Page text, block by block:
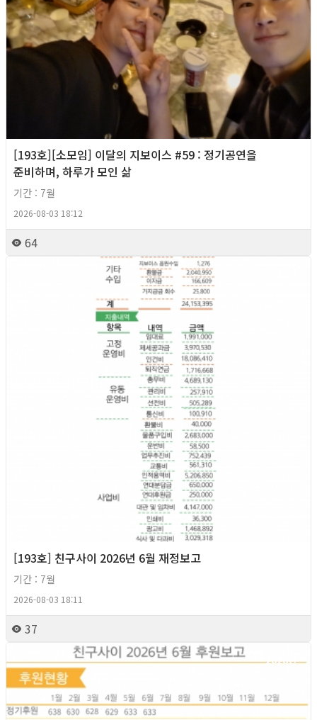
[193호][소모임] 이달의 지보이스 #59 : 정기공연을
준비하며, 하루가 모인 삶
기간 : 7월
2026-08-03 18:12
64
[193호] 친구사이 2026년 6월 재정보고
기간 : 7월
2026-08-03 18:11
37
2026년